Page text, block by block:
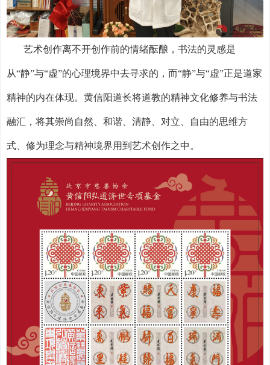
艺术创作离不开创作前的情绪酝酿，书法的灵感是
从“静”与“虚”的心理境界中去寻求的，而“静”与“虚”正是道家
精神的内在体现。黄信阳道长将道教的精神文化修养与书法
融汇，将其崇尚自然、和谐、清静、对立、自由的思维方
式、修为理念与精神境界用到艺术创作之中。